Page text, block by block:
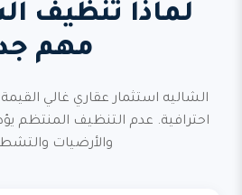
لماذا تنظيف
مهم
الشاليه استثمار عقاري غالي
احترافية. عدم التنظيف المنتظم
والأرضيات